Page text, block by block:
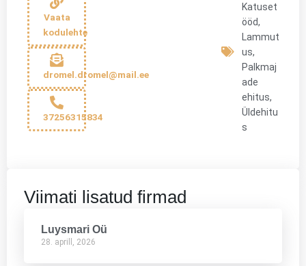
Vaata
kodulehte
dromel.dromel@mail.ee
37256315834
Katuset
ööd,
Lammut
us,
Palkmaj
ade
ehitus,
Üldehitu
s
Viimati lisatud firmad
Luysmari Oü
28. aprill, 2026